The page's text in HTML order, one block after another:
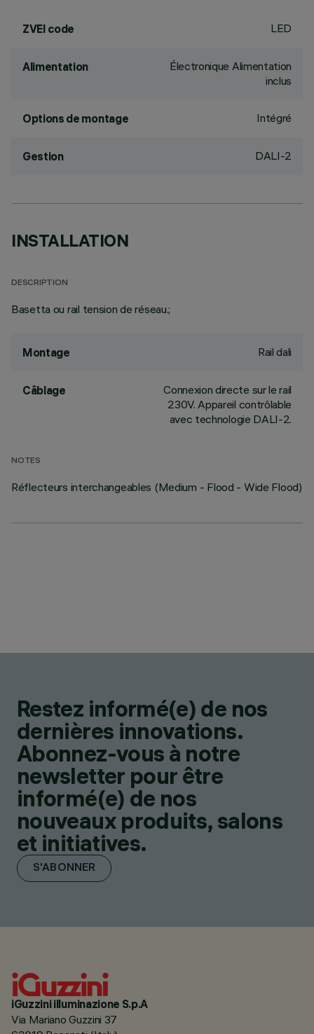
ZVEI code LED
Alimentation
Électronique Alimentation
inclus
Options de montage Intégré
Gestion DALI-2
INSTALLATION
DESCRIPTION
Basetta ou rail tension de réseau.;
Montage Rail dali
Câblage
Connexion directe sur le rail
230V. Appareil contrôlable
avec technologie DALI-2.
NOTES
Réflecteurs interchangeables (Medium - Flood - Wide Flood)
Restez informé(e) de nos
dernières innovations.
Abonnez-vous à notre
newsletter pour être
informé(e) de nos
nouveaux produits, salons
et initiatives.
S'ABONNER
iGuzzini illuminazione S.p.A
Via Mariano Guzzini 37